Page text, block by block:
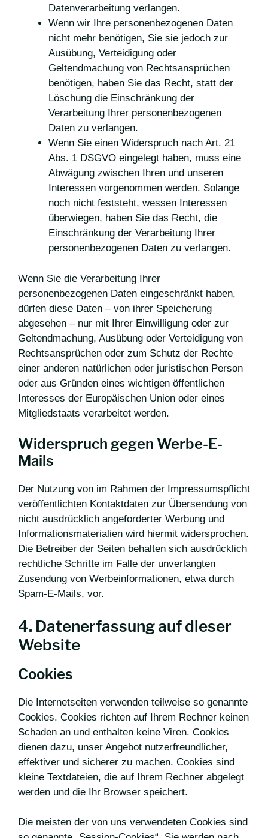
Datenverarbeitung verlangen.
Wenn wir Ihre personenbezogenen Daten
nicht mehr benötigen, Sie sie jedoch zur
Ausübung, Verteidigung oder
Geltendmachung von Rechtsansprüchen
benötigen, haben Sie das Recht, statt der
Löschung die Einschränkung der
Verarbeitung Ihrer personenbezogenen
Daten zu verlangen.
Wenn Sie einen Widerspruch nach Art. 21
Abs. 1 DSGVO eingelegt haben, muss eine
Abwägung zwischen Ihren und unseren
Interessen vorgenommen werden. Solange
noch nicht feststeht, wessen Interessen
überwiegen, haben Sie das Recht, die
Einschränkung der Verarbeitung Ihrer
personenbezogenen Daten zu verlangen.
Wenn Sie die Verarbeitung Ihrer
personenbezogenen Daten eingeschränkt haben,
dürfen diese Daten – von ihrer Speicherung
abgesehen – nur mit Ihrer Einwilligung oder zur
Geltendmachung, Ausübung oder Verteidigung von
Rechtsansprüchen oder zum Schutz der Rechte
einer anderen natürlichen oder juristischen Person
oder aus Gründen eines wichtigen öffentlichen
Interesses der Europäischen Union oder eines
Mitgliedstaats verarbeitet werden.
Widerspruch gegen Werbe-E-
Mails
Der Nutzung von im Rahmen der Impressumspflicht
veröffentlichten Kontaktdaten zur Übersendung von
nicht ausdrücklich angeforderter Werbung und
Informationsmaterialien wird hiermit widersprochen.
Die Betreiber der Seiten behalten sich ausdrücklich
rechtliche Schritte im Falle der unverlangten
Zusendung von Werbeinformationen, etwa durch
Spam-E-Mails, vor.
4. Datenerfassung auf dieser
Website
Cookies
Die Internetseiten verwenden teilweise so genannte
Cookies. Cookies richten auf Ihrem Rechner keinen
Schaden an und enthalten keine Viren. Cookies
dienen dazu, unser Angebot nutzerfreundlicher,
effektiver und sicherer zu machen. Cookies sind
kleine Textdateien, die auf Ihrem Rechner abgelegt
werden und die Ihr Browser speichert.
Die meisten der von uns verwendeten Cookies sind